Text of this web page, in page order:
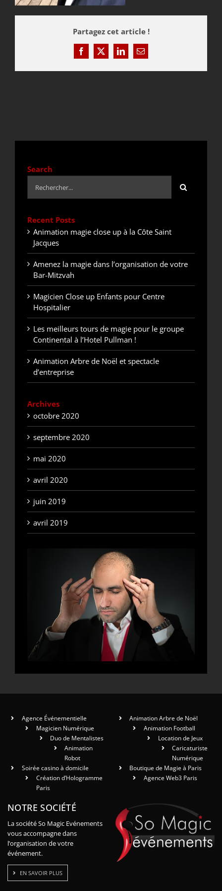
DEVIS / CONTACTPartagez cet article !
Facebook
X LinkedInEmail
Search
Recent Posts
Animation magie close up à la Côte Saint
Jacques
Amenez la magie dans l’organisation de votre
Bar-Mitzvah
Magicien Close up Enfants pour Centre
Hospitalier
Les meilleurs tours de magie pour le groupe
Continental à l’Hotel Pullman !
Animation Arbre de Noël et spectacle
d’entreprise
Archives
octobre 2020
septembre 2020
mai 2020
avril 2020
juin 2019
avril 2019
Agence Événementielle
Magicien Numérique
Duo de Mentalistes
Animation
Robot
Soirée casino à domicile
Création d’Hologramme
Paris
Animation Arbre de Noël
Animation Football
Location de Jeux
Caricaturiste
Numérique
Boutique de Magie à Paris
Agence Web3 Paris
NOTRE SOCIÉTÉ
La société So Magic Evénements
vous accompagne dans
l’organisation de votre
événement.
EN SAVOIR PLUS